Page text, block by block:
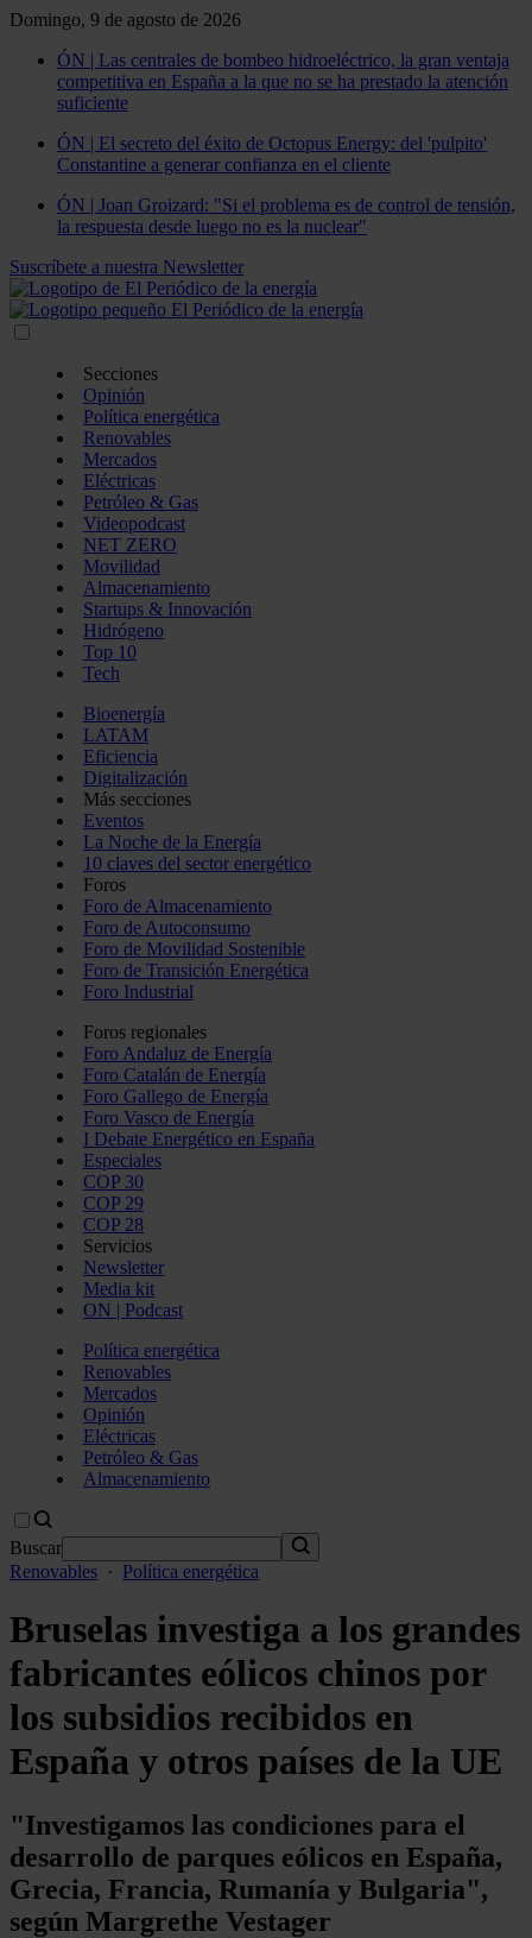
Domingo, 9 de agosto de 2026
ÓN | Las centrales de bombeo hidroeléctrico, la gran ventaja
competitiva en España a la que no se ha prestado la atención
suficiente
ÓN | El secreto del éxito de Octopus Energy: del 'pulpito'
Constantine a generar confianza en el cliente
ÓN | Joan Groizard: "Si el problema es de control de tensión,
la respuesta desde luego no es la nuclear"
Suscríbete a nuestra Newsletter
Secciones
Opinión
Política energética
Renovables
Mercados
Eléctricas
Petróleo & Gas
Videopodcast
NET ZERO
Movilidad
Almacenamiento
Startups & Innovación
Hidrógeno
Top 10
Tech
Bioenergía
LATAM
Eficiencia
Digitalización
Más secciones
Eventos
La Noche de la Energía
10 claves del sector energético
Foros
Foro de Almacenamiento
Foro de Autoconsumo
Foro de Movilidad Sostenible
Foro de Transición Energética
Foro Industrial
Foros regionales
Foro Andaluz de Energía
Foro Catalán de Energía
Foro Gallego de Energía
Foro Vasco de Energía
I Debate Energético en España
Especiales
COP 30
COP 29
COP 28
Servicios
Newsletter
Media kit
ON | Podcast
Política energética
Renovables
Mercados
Opinión
Eléctricas
Petróleo & Gas
Almacenamiento
Buscar
Renovables · Política energética
Bruselas investiga a los grandes
fabricantes eólicos chinos por
los subsidios recibidos en
España y otros países de la UE
"Investigamos las condiciones para el
desarrollo de parques eólicos en España,
Grecia, Francia, Rumanía y Bulgaria",
según Margrethe Vestager